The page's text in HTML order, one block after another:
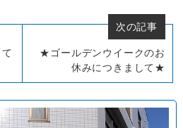
次の記事
★ゴールデンウイークのお
休みにつきまして★